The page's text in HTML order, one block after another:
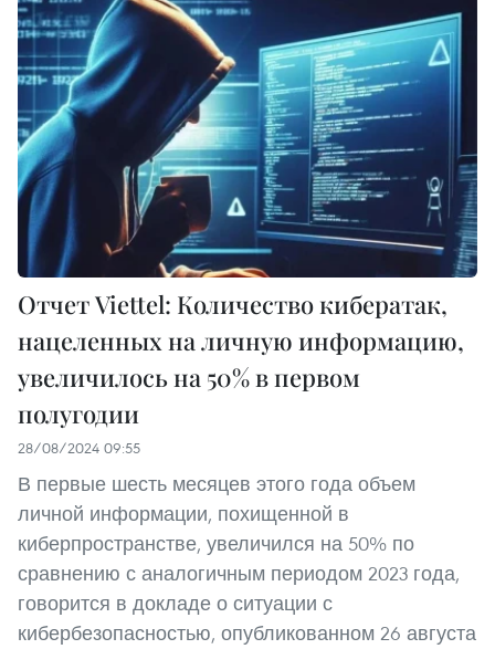
Отчет Viettel: Количество кибератак,
нацеленных на личную информацию,
увеличилось на 50% в первом
полугодии
28/08/2024 09:55
В первые шесть месяцев этого года объем
личной информации, похищенной в
киберпространстве, увеличился на 50% по
сравнению с аналогичным периодом 2023 года,
говорится в докладе о ситуации с
кибербезопасностью, опубликованном 26 августа